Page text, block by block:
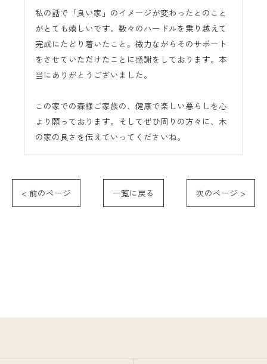
私の話で「良い家」のイメージが変わったとのこと
がとても嬉しいです。数々のハードルを乗り越えて
完成にたどり着いたこと。微力ながらそのサポート
をさせていただけたことに感謝をしております。本
当にありがとうございました。
この家での森様ご家族の、健康で楽しい暮らしを心
より願っております。そしてぜひ周りの方々に、木
の家の良さを伝えていってくださいね。
< 前のページ 一覧に戻る 次のページ >